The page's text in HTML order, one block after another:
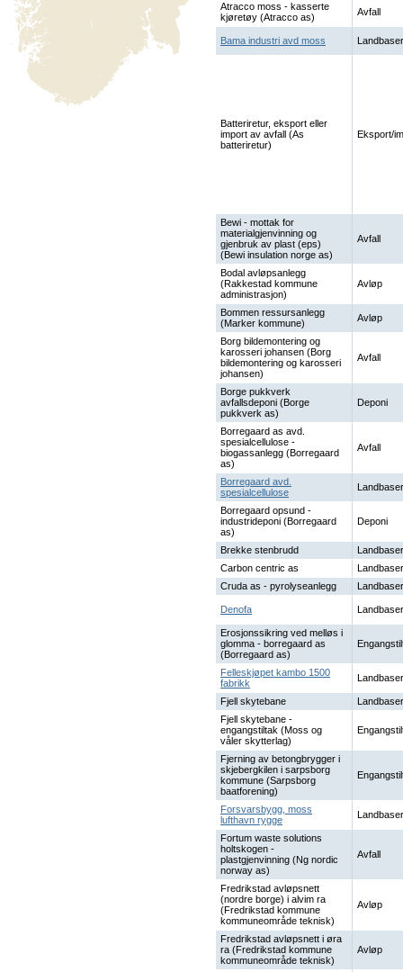
Atracco moss - kasserte
kjøretøy (Atracco as)
Avfall
Bama industri avd moss
Batteriretur, eksport eller
import av avfall (As
batteriretur)
Eksport/
Bewi - mottak for
materialgjenvinning og
gjenbruk av plast (eps)
(Bewi insulation norge as)
Avfall
Bodal avløpsanlegg
(Rakkestad kommune
administrasjon)
Avløp
Bommen ressursanlegg
(Marker kommune)
Avløp
Borg bildemontering og
karosseri johansen (Borg
bildemontering og karosseri
johansen)
Avfall
Borge pukkverk
avfallsdeponi (Borge
pukkverk as)
Deponi
Borregaard as avd.
spesialcellulose -
biogassanlegg (Borregaard
as)
Avfall
Borregaard avd.
spesialcellulose
Borregaard opsund -
industrideponi (Borregaard
as)
Deponi
Brekke stenbrudd
Carbon centric as
Cruda as - pyrolyseanlegg
Denofa
Erosjonssikring ved melløs i
glomma - borregaard as
(Borregaard as)
Felleskjøpet kambo 1500
fabrikk
Fjell skytebane
Fjell skytebane -
engangstiltak (Moss og
våler skytterlag)
Fjerning av betongbrygger i
skjebergkilen i sarpsborg
kommune (Sarpsborg
baatforening)
Forsvarsbygg, moss
lufthavn rygge
Fortum waste solutions
holtskogen -
plastgjenvinning (Ng nordic
norway as)
Avfall
Fredrikstad avløpsnett
(nordre borge) i alvim ra
(Fredrikstad kommune
kommuneområde teknisk)
Avløp
Fredrikstad avløpsnett i øra
ra (Fredrikstad kommune
kommuneområde teknisk)
Avløp